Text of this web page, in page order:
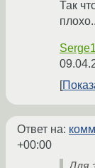
Так
Ответ на:
+00:00